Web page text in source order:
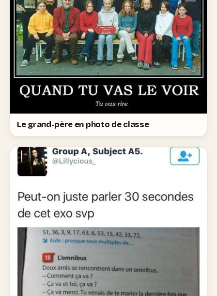
Le grand-père en photo de classe